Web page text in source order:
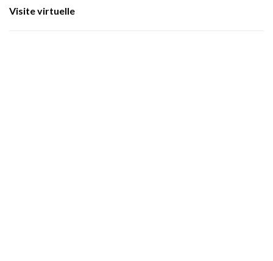
Visite virtuelle